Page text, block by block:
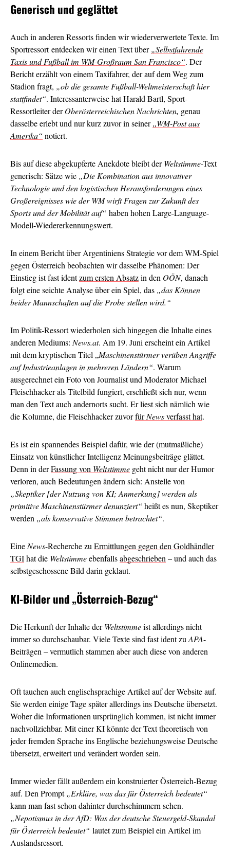
Generisch und geglättet
Auch in anderen Ressorts finden wir wiederverwertete Texte. Im
Sportressort entdecken wir einen Text über„Selbstfahrende
Taxis und Fußball im WM-Großraum San Francisco“. Der
Bericht erzählt von einem Taxifahrer, der auf dem Weg zum
Stadion fragt, „ob die gesamte Fußball-Weltmeisterschaft hier
stattfindet“. Interessanterweise hat Harald Bartl, Sport-
Ressortleiter derOberösterreichischen Nachrichten, genau
dasselbe erlebt und nur kurz zuvor in seiner„WM-Post aus
Amerika“ notiert.
Bis auf diese abgekupferte Anekdote bleibt derWeltstimme-Text
generisch: Sätze wie „Die Kombination aus innovativer
Technologie und den logistischen Herausforderungen eines
Großereignisses wie der WM wirft Fragen zur Zukunft des
Sports und der Mobilität auf“ haben hohen Large-Language-
Modell-Wiedererkennungswert.
In einem Bericht über Argentiniens Strategie vor dem WM-Spiel
gegen Österreich beobachten wir dasselbe Phänomen: Der
Einstieg ist fast identzum ersten Absatzin den OÖN, danach
folgt eine seichte Analyse über ein Spiel, das „das Können
beider Mannschaften auf die Probe stellen wird.“
Im Politik-Ressort wiederholen sich hingegen die Inhalte eines
anderen Mediums: News.at. Am 19. Juni erscheint ein Artikel
mit dem kryptischen Titel „Maschinenstürmer verüben Angriffe
auf Industrieanlagen in mehreren Ländern“. Warum
ausgerechnet ein Foto von Journalist und Moderator Michael
Fleischhacker als Titelbild fungiert, erschließt sich nur, wenn
man den Text auch andernorts sucht. Er liest sich nämlich wie
die Kolumne, die Fleischhacker zuvorfürNewsverfasst hat.
Es ist ein spannendes Beispiel dafür, wie der (mutmaßliche)
Einsatz von künstlicher Intelligenz Meinungsbeiträge glättet.
Denn in derFassung von Weltstimme geht nicht nur der Humor
verloren, auch Bedeutungen ändern sich: Anstelle von
„Skeptiker [der Nutzung von KI; Anmerkung] werden als
primitive Maschinenstürmer denunziert“ heißt es nun, Skeptiker
werden „als konservative Stimmen betrachtet“.
Eine News-Recherche zu Ermittlungen gegen den Goldhändler
TGIhat die Weltstimmeebenfallsabgeschrieben – und auch das
selbstgeschossene Bild darin geklaut.
KI-Bilder und„Österreich-Bezug“
Die Herkunft der Inhalte derWeltstimmeist allerdings nicht
immer so durchschaubar. Viele Texte sind fast ident zu APA-
Beiträgen – vermutlich stammen aber auch diese von anderen
Onlinemedien.
Oft tauchen auch englischsprachige Artikel auf der Website auf.
Sie werden einige Tage später allerdings ins Deutsche übersetzt.
Woher die Informationen ursprünglich kommen, ist nicht immer
nachvollziehbar. Mit einer KI könnte der Text theoretisch von
jeder fremden Sprache ins Englische beziehungsweise Deutsche
übersetzt, erweitert und verändert worden sein.
Immer wieder fällt außerdem ein konstruierter Österreich-Bezug
auf. Den Prompt„Erkläre, was das für Österreich bedeutet“
kann man fast schon dahinter durchschimmern sehen.
„Nepotismus in der AfD: Was der deutsche Steuergeld-Skandal
für Österreich bedeutet“ lautet zum Beispiel ein Artikel im
Auslandsressort.